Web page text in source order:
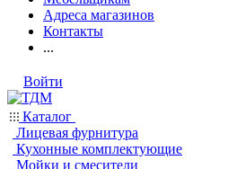
Адреса магазинов
Контакты
...
Войти
Каталог
Лицевая фурнитура
Кухонные комплектующие
Мойки и смесители